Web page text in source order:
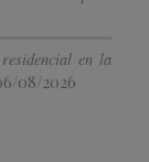
en la
08/2026